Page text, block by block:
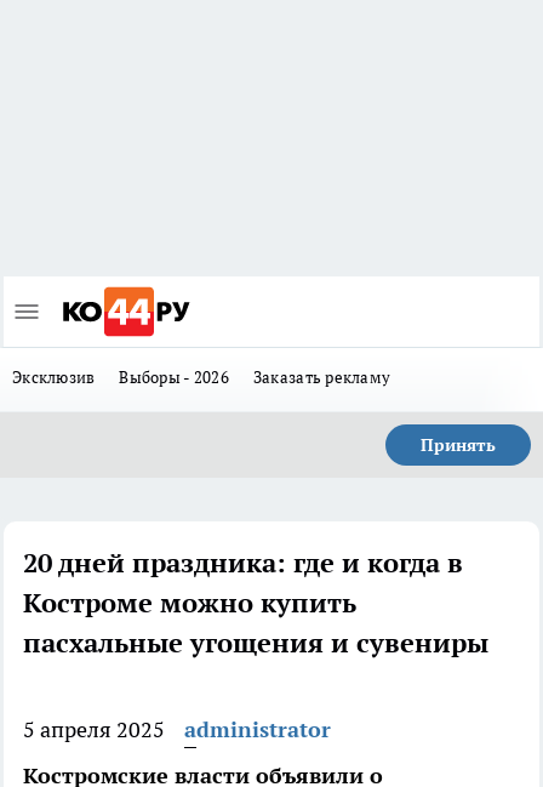
Эксклюзив Выборы - 2026 Заказать рекламу
Принять
20 дней праздника: где и когда в
Костроме можно купить
пасхальные угощения и сувениры
5 апреля 2025
administrator
Костромские власти объявили о